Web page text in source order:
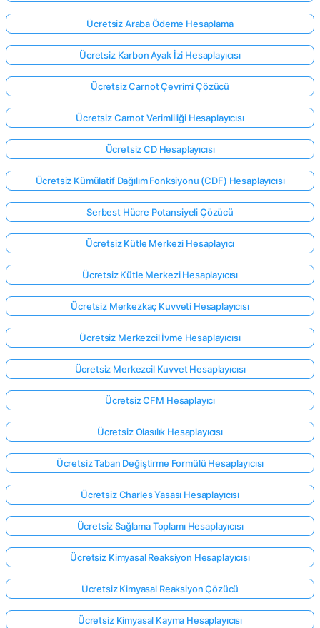
Ücretsiz Araba Ödeme Hesaplama
Ücretsiz Karbon Ayak İzi Hesaplayıcısı
Ücretsiz Carnot Çevrimi Çözücü
Ücretsiz Carnot Verimliliği Hesaplayıcısı
Ücretsiz CD Hesaplayıcısı
Ücretsiz Kümülatif Dağılım Fonksiyonu (CDF) Hesaplayıcısı
Serbest Hücre Potansiyeli Çözücü
Ücretsiz Kütle Merkezi Hesaplayıcı
Ücretsiz Kütle Merkezi Hesaplayıcısı
Ücretsiz Merkezkaç Kuvveti Hesaplayıcısı
Ücretsiz Merkezcil İvme Hesaplayıcısı
Ücretsiz Merkezcil Kuvvet Hesaplayıcısı
Ücretsiz CFM Hesaplayıcı
Ücretsiz Olasılık Hesaplayıcısı
Ücretsiz Taban Değiştirme Formülü Hesaplayıcısı
Ücretsiz Charles Yasası Hesaplayıcısı
Ücretsiz Sağlama Toplamı Hesaplayıcısı
Ücretsiz Kimyasal Reaksiyon Hesaplayıcısı
Ücretsiz Kimyasal Reaksiyon Çözücü
Ücretsiz Kimyasal Kayma Hesaplayıcısı